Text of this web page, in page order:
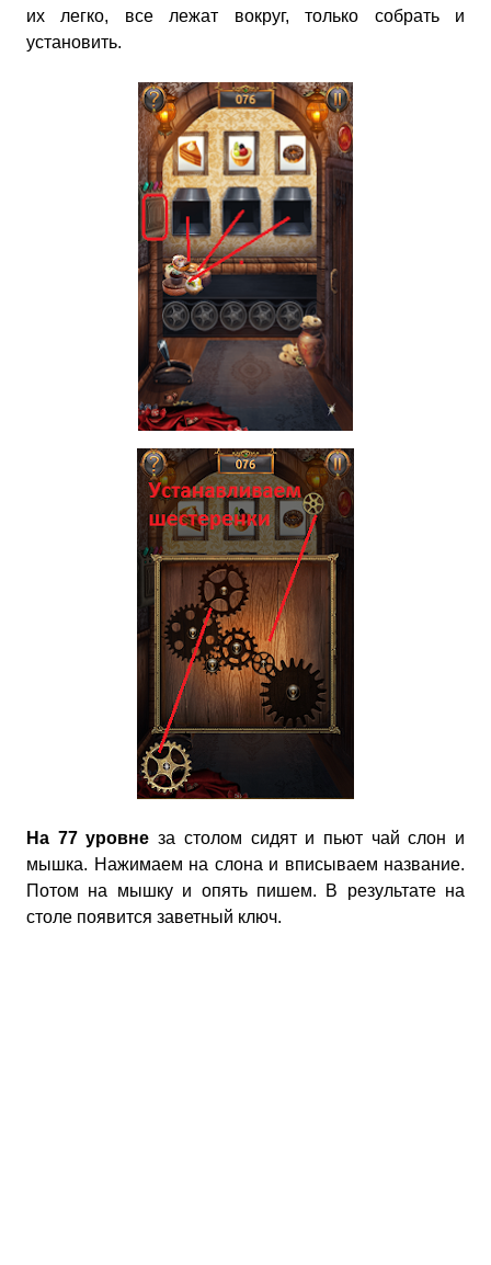
их легко, все лежат вокруг, только собрать и
установить.
На 77 уровне за столом сидят и пьют чай слон и
мышка. Нажимаем на слона и вписываем название.
Потом на мышку и опять пишем. В результате на
столе появится заветный ключ.